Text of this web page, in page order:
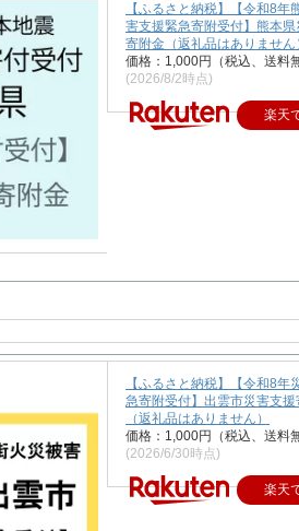
【ふるさと納税】【令和8年
害支援緊急寄附受付】熊本県
寄附金（返礼品はありません
価格：1,000円（税込、送料
(2026/8/2時点)
楽天
【ふるさと納税】【令和8年
急寄附受付】出雲市災害支援
（返礼品はありません）
価格：1,000円（税込、送料
(2026/6/30時点)
楽天